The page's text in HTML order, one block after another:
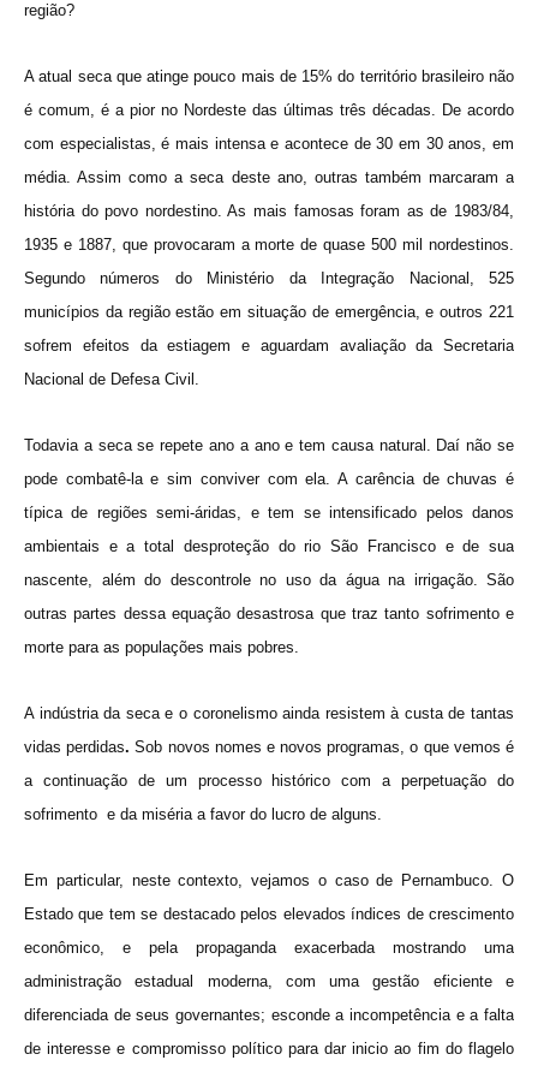
região?
A atual seca que atinge pouco mais de 15% do território brasileiro não
é comum, é a pior no Nordeste das últimas três décadas. De acordo
com especialistas, é mais intensa e acontece de 30 em 30 anos, em
média. Assim como a seca deste ano, outras também marcaram a
história do povo nordestino. As mais famosas foram as de 1983/84,
1935 e 1887, que provocaram a morte de quase 500 mil nordestinos.
Segundo números do Ministério da Integração Nacional, 525
municípios da região estão em situação de emergência, e outros 221
sofrem efeitos da estiagem e aguardam avaliação da Secretaria
Nacional de Defesa Civil.
Todavia a seca se repete ano a ano e tem causa natural. Daí não se
pode combatê-la e sim conviver com ela. A carência de chuvas é
típica de regiões semi-áridas, e tem se intensificado pelos danos
ambientais e a total desproteção do rio São Francisco e de sua
nascente, além do descontrole no uso da água na irrigação. São
outras partes dessa equação desastrosa que traz tanto sofrimento e
morte para as populações mais pobres.
A indústria da seca e o coronelismo ainda resistem à custa de tantas
vidas perdidas.Sob novos nomes e novos programas, o que vemos é
a continuação de um processo histórico com a perpetuação do
sofrimento e da miséria a favor do lucro de alguns.
Em particular, neste contexto, vejamos o caso de Pernambuco. O
Estado que tem se destacado pelos elevados índices de crescimento
econômico, e pela propaganda exacerbada mostrando uma
administração estadual moderna, com uma gestão eficiente e
diferenciada de seus governantes; esconde a incompetência e a falta
de interesse e compromisso político para dar inicio ao fim do flagelo